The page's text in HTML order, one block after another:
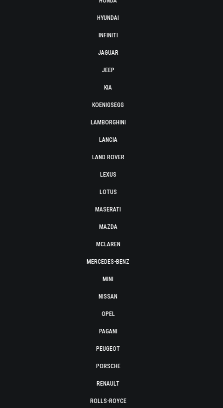
HYUNDAI
INFINITI
JAGUAR
JEEP
KIA
KOENIGSEGG
LAMBORGHINI
LANCIA
LAND ROVER
LEXUS
LOTUS
MASERATI
MAZDA
MCLAREN
MERCEDES-BENZ
MINI
NISSAN
OPEL
PAGANI
PEUGEOT
PORSCHE
RENAULT
ROLLS-ROYCE